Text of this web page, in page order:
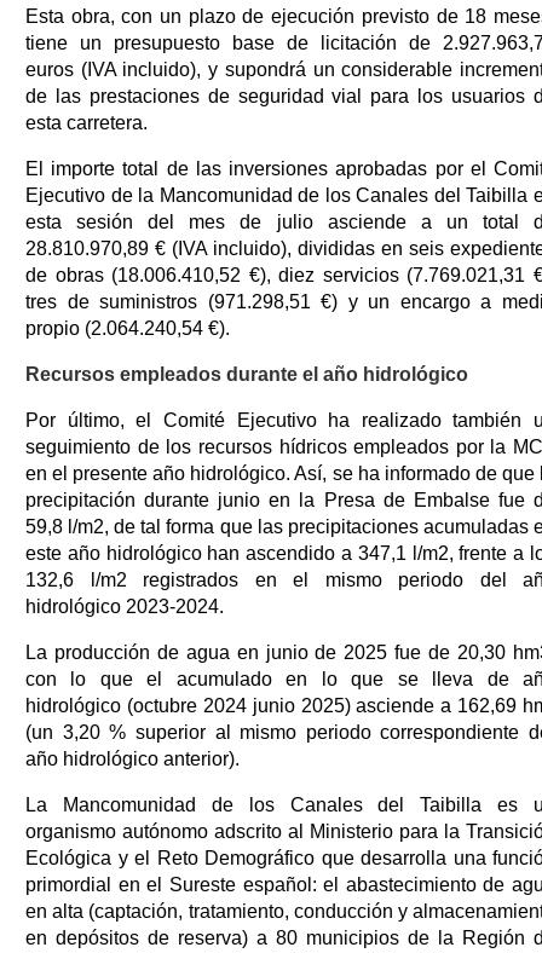
Esta obra, con un plazo de ejecución previsto de 18
tiene un presupuesto base de licitación de
euros (IVA incluido), y supondrá un considerable
de las prestaciones de seguridad vial para los usuarios
esta carretera.
El importe total de las inversiones aprobadas por el
Ejecutivo de la Mancomunidad de los Canales del Taibilla
esta sesión del mes de julio asciende a un total
28.810.970,89 € (IVA incluido), divididas en seis
de obras (18.006.410,52 €), diez servicios (7.769.021,31
tres de suministros (971.298,51 €) y un encargo a
propio (2.064.240,54 €).
Recursos empleados durante el año hidrológico
Por último, el Comité Ejecutivo ha realizado también
seguimiento de los recursos hídricos empleados por la
en el presente año hidrológico. Así, se ha informado de que
precipitación durante junio en la Presa de Embalse fue
59,8 l/m2, de tal forma que las precipitaciones acumuladas
este año hidrológico han ascendido a 347,1 l/m2, frente a
132,6 l/m2 registrados en el mismo periodo del
hidrológico 2023-2024.
La producción de agua en junio de 2025 fue de 20,30
con lo que el acumulado en lo que se lleva de
hidrológico (octubre 2024 junio 2025) asciende a 162,69
(un 3,20 % superior al mismo periodo correspondiente
año hidrológico anterior).
La Mancomunidad de los Canales del Taibilla es
organismo autónomo adscrito al Ministerio para la
Ecológica y el Reto Demográfico que desarrolla una
primordial en el Sureste español: el abastecimiento de
en alta (captación, tratamiento, conducción y
en depósitos de reserva) a 80 municipios de la Región